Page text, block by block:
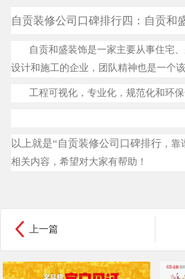
自贡装修公司口碑排行四： 自贡和
自贡和盛装饰是一家主要从事住宅
设计和施工的企业，团队精神也是一个
工程可视化，专业化，规范化和环保
以上就是“自贡装修公司口碑排行 ，
相关内容，希望对大家有帮助！
上一篇